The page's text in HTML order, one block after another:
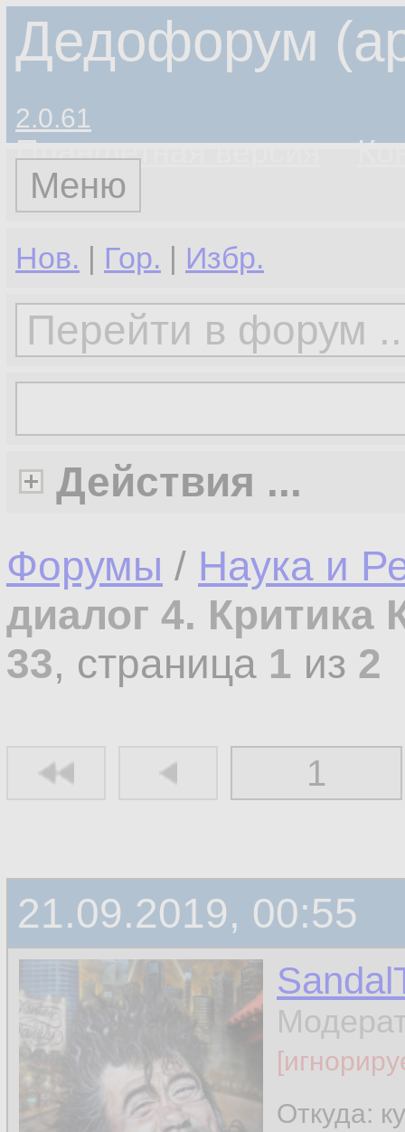
Дедофорум
2.0.61
Планшетная версия
Меню
Нов. | Гор. | Избр.
Действия ...
Форумы / Наука и
диалог 4. Критика
33, страница 1 из 2
1
21.09.2019, 00:55
Откуда: